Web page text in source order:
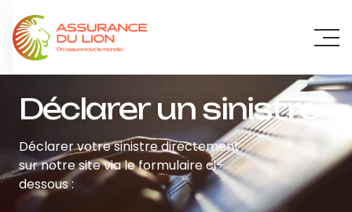
Déclarer un sinistre
Déclarer votre sinistre directement
sur notre site via le formulaire ci-
dessous :